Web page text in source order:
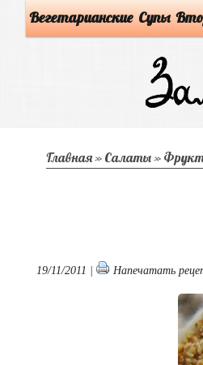
Вегетарианские Супы
Главная» Салаты»
19/11/2011 | Напечатать